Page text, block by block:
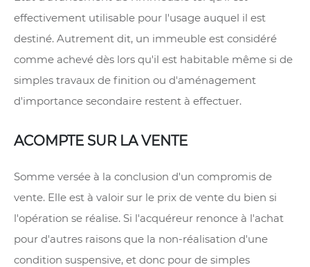
effectivement utilisable pour l'usage auquel il est
destiné. Autrement dit, un immeuble est considéré
comme achevé dès lors qu'il est habitable même si de
simples travaux de finition ou d'aménagement
d'importance secondaire restent à effectuer.
ACOMPTE SUR LA VENTE
Somme versée à la conclusion d'un compromis de
vente. Elle est à valoir sur le prix de vente du bien si
l'opération se réalise. Si l'acquéreur renonce à l'achat
pour d'autres raisons que la non-réalisation d'une
condition suspensive, et donc pour de simples